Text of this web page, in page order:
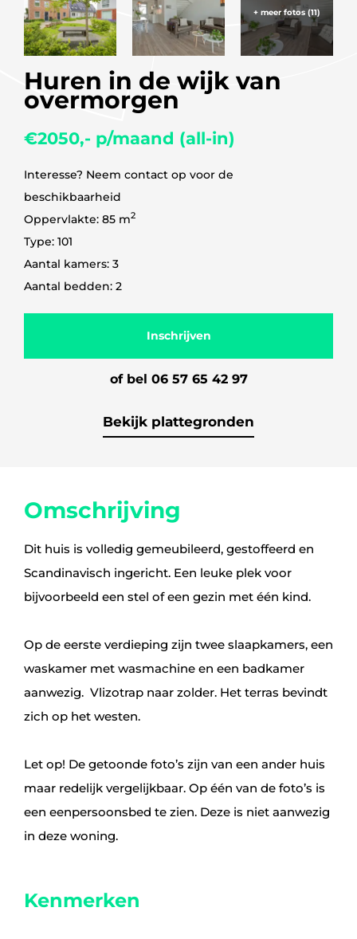
+ meer fotos (11)
Huren in de wijk van
overmorgen
€2050,- p/maand (all-in)
Interesse? Neem contact op voor de
beschikbaarheid
Oppervlakte: 85 m2
Type: 101
Aantal kamers: 3
Aantal bedden: 2
Inschrijven
of bel 06 57 65 42 97
Bekijk plattegronden
Omschrijving
Dit huis is volledig gemeubileerd, gestoffeerd en
Scandinavisch ingericht. Een leuke plek voor
bijvoorbeeld een stel of een gezin met één kind.
Op de eerste verdieping zijn twee slaapkamers, een
waskamer met wasmachine en een badkamer
aanwezig. Vlizotrap naar zolder. Het terras bevindt
zich op het westen.
Let op! De getoonde foto’s zijn van een ander huis
maar redelijk vergelijkbaar. Op één van de foto’s is
een eenpersoonsbed te zien. Deze is niet aanwezig
in deze woning.
Kenmerken